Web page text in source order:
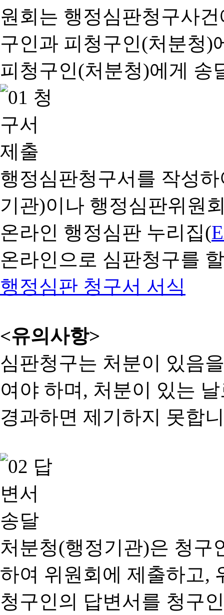
행정심판청구서를 작성
기관)이나 행정심판위원
온라인 행정심판 누리집(
온라인으로 심판청구를
행정심판 청구서 서식
<유의사항>
심판청구는 처분이 있음
여야 하며, 처분이 있는
경과하면 제기하지 못합
처분청(행정기관)은 청구
하여 위원회에 제출하고,
청구인의 답변서를 청구